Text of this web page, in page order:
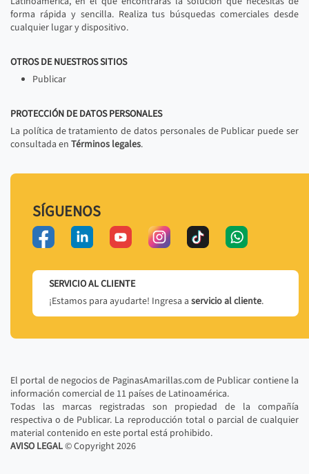
forma rápida y sencilla. Realiza tus búsquedas comerciales desde
cualquier lugar y dispositivo.
OTROS DE NUESTROS SITIOS
Publicar
PROTECCIÓN DE DATOS PERSONALES
La política de tratamiento de datos personales de Publicar puede ser
consultada en Términos legales.
SÍGUENOS
SERVICIO AL CLIENTE
¡Estamos para ayudarte! Ingresa a servicio al cliente.
El portal de negocios de PaginasAmarillas.com de Publicar contiene la
información comercial de 11 países de Latinoamérica.
Todas las marcas registradas son propiedad de la compañía
respectiva o de Publicar. La reproducción total o parcial de cualquier
material contenido en este portal está prohibido.
AVISO LEGAL© Copyright2026